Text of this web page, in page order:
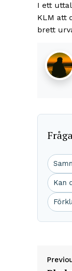
I ett
KLM att
brett
Kan